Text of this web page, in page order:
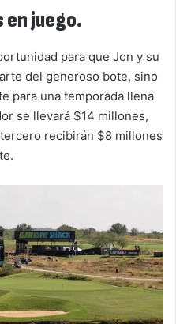
en juego.
para que Jon y su
del generoso bote, sino
para una temporada llena
se llevará $14 millones,
recibirán $8 millones